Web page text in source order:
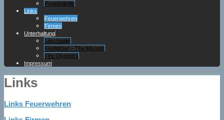
Pegelstände
Links
Feuerwehren
Firmen
Unterhaltung
Löschspiel
Firefighter – The Mission
Fire Olympics
Impressum
Links
Links Feuerwehren